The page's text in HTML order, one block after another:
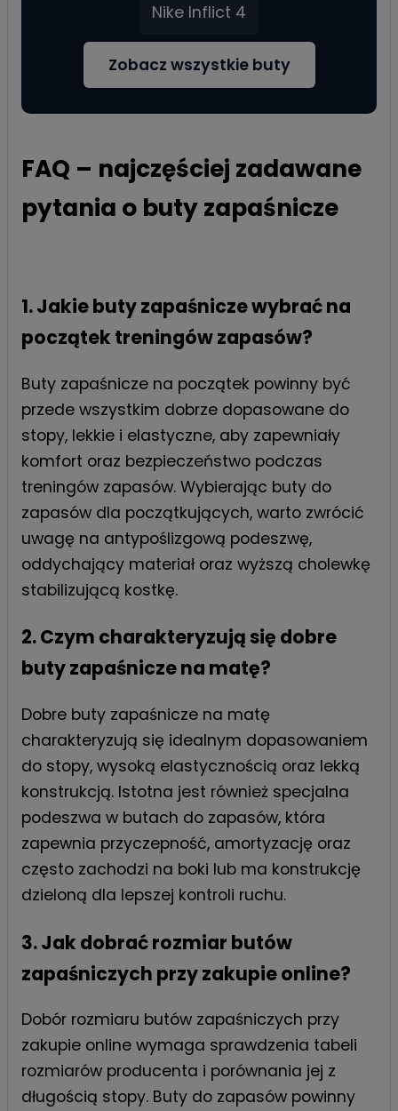
Nike Inflict 4
Zobacz wszystkie buty
FAQ – najczęściej zadawane
pytania o buty zapaśnicze
1. Jakie buty zapaśnicze wybrać na
początek treningów zapasów?
Buty zapaśnicze na początek powinny być
przede wszystkim dobrze dopasowane do
stopy, lekkie i elastyczne, aby zapewniały
komfort oraz bezpieczeństwo podczas
treningów zapasów. Wybierając buty do
zapasów dla początkujących, warto zwrócić
uwagę na antypoślizgową podeszwę,
oddychający materiał oraz wyższą cholewkę
stabilizującą kostkę.
2. Czym charakteryzują się dobre
buty zapaśnicze na matę?
Dobre buty zapaśnicze na matę
charakteryzują się idealnym dopasowaniem
do stopy, wysoką elastycznością oraz lekką
konstrukcją. Istotna jest również specjalna
podeszwa w butach do zapasów, która
zapewnia przyczepność, amortyzację oraz
często zachodzi na boki lub ma konstrukcję
dzieloną dla lepszej kontroli ruchu.
3. Jak dobrać rozmiar butów
zapaśniczych przy zakupie online?
Dobór rozmiaru butów zapaśniczych przy
zakupie online wymaga sprawdzenia tabeli
rozmiarów producenta i porównania jej z
długością stopy. Buty do zapasów powinny